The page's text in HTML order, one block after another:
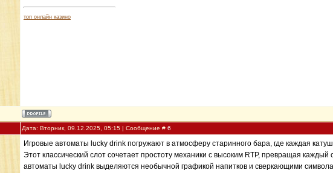
топ онлайн казино
Дата: Вторник, 09.12.2025, 05:15 | Сообщение # 6
Игровые автоматы lucky drink погружают в атмосферу старинного бара, где каждая
Этот классический слот сочетает простоту механики с высоким RTP, превращая
автоматы lucky drink выделяются необычной графикой напитков и сверкающими